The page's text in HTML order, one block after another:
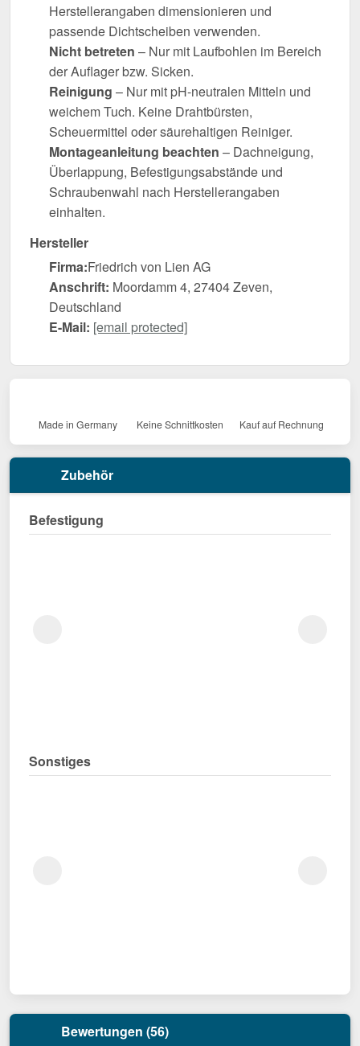
Herstellerangaben dimensionieren und
passende Dichtscheiben verwenden.
Nicht betreten – Nur mit Laufbohlen im Bereich
der Auflager bzw. Sicken.
Reinigung – Nur mit pH-neutralen Mitteln und
weichem Tuch. Keine Drahtbürsten,
Scheuermittel oder säurehaltigen Reiniger.
Montageanleitung beachten – Dachneigung,
Überlappung, Befestigungsabstände und
Schraubenwahl nach Herstellerangaben
einhalten.
Hersteller
Firma:Friedrich von Lien AG
Anschrift: Moordamm 4, 27404 Zeven,
Deutschland
E-Mail: [email protected]
Made in Germany Keine Schnittkosten Kauf auf Rechnung
Zubehör
Befestigung
Sonstiges
Bewertungen (56)